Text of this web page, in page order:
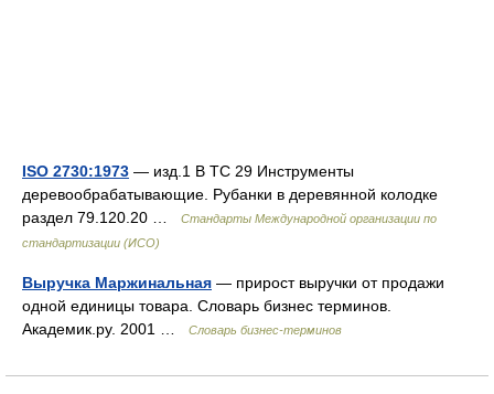
ISO 2730:1973 — изд.1 B TC 29 Инструменты
деревообрабатывающие. Рубанки в деревянной колодке
раздел 79.120.20 …
Стандарты Международной организации по
стандартизации (ИСО)
Выручка Маржинальная — прирост выручки от продажи
одной единицы товара. Словарь бизнес терминов.
Академик.ру. 2001 …
Словарь бизнес-терминов